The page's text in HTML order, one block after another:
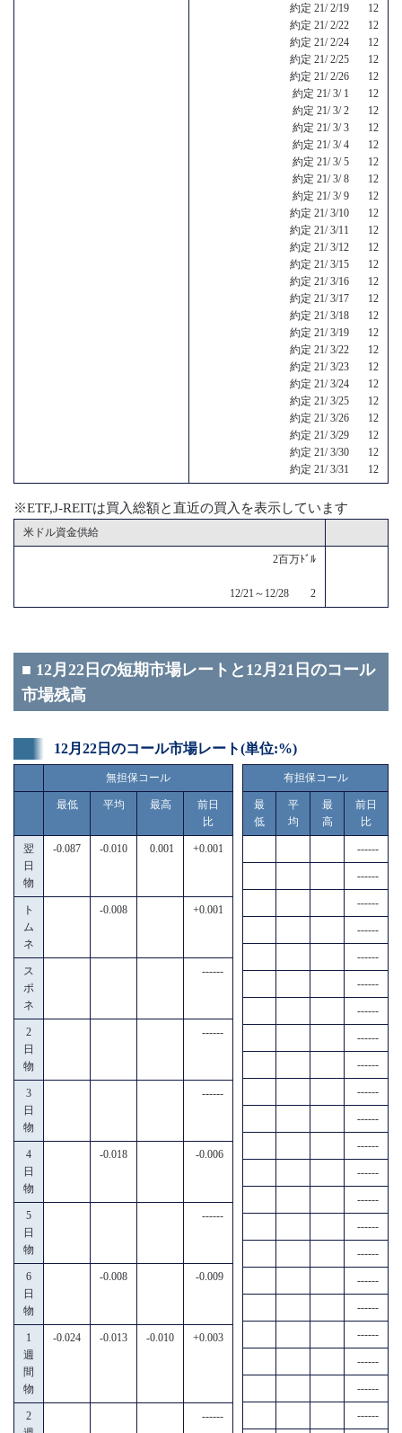
約定 21/ 2/19 12
約定 21/ 2/22 12
約定 21/ 2/24 12
約定 21/ 2/25 12
約定 21/ 2/26 12
約定 21/ 3/ 1 12
約定 21/ 3/ 2 12
約定 21/ 3/ 3 12
約定 21/ 3/ 4 12
約定 21/ 3/ 5 12
約定 21/ 3/ 8 12
約定 21/ 3/ 9 12
約定 21/ 3/10 12
約定 21/ 3/11 12
約定 21/ 3/12 12
約定 21/ 3/15 12
約定 21/ 3/16 12
約定 21/ 3/17 12
約定 21/ 3/18 12
約定 21/ 3/19 12
約定 21/ 3/22 12
約定 21/ 3/23 12
約定 21/ 3/24 12
約定 21/ 3/25 12
約定 21/ 3/26 12
約定 21/ 3/29 12
約定 21/ 3/30 12
約定 21/ 3/31 12
※ETF,J-REITは買入総額と直近の買入を表示しています
米ドル資金供給
2百万ﾄﾞﾙ
12/21～12/28 2
■ 12月22日の短期市場レートと12月21日のコール
市場残高
12月22日のコール市場レート(単位:%)
無担保コール
最低 平均 最高
前日
比
翌
日
物
-0.087 -0.010 0.001 +0.001
ト
ム
ネ
-0.008 +0.001
ス
ポ
ネ
------
2
日
物
------
3
日
物
------
4
日
物
-0.018 -0.006
5
日
物
------
6
日
物
-0.008 -0.009
1
週
間
物
-0.024 -0.013 -0.010 +0.003
2
------
有担保コール
最
低
平
均
最
高
前日
比
------
------
------
------
------
------
------
------
------
------
------
------
------
------
------
------
------
------
------
------
------
------